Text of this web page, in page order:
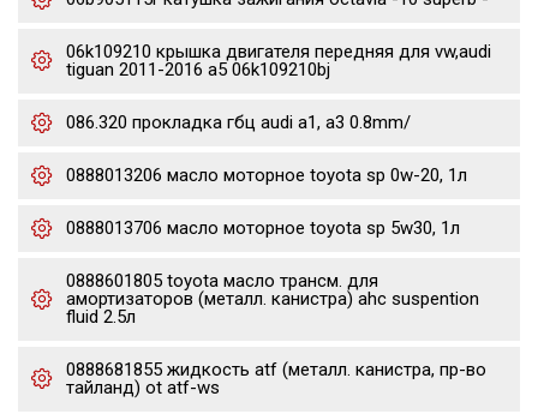
06k109210 крышка двигателя передняя для vw,audi
tiguan 2011-2016 a5 06k109210bj
086.320 прокладка гбц audi a1, a3 0.8mm/
0888013206 масло моторное toyota sp 0w-20, 1л
0888013706 масло моторное toyota sp 5w30, 1л
0888601805 toyota масло трансм. для
амортизаторов (металл. канистра) ahc suspention
fluid 2.5л
0888681855 жидкость atf (металл. канистра, пр-во
тайланд) ot atf-ws